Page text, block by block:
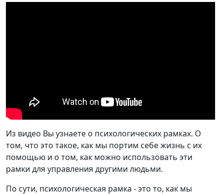
Из видео Вы узнаете о психологических рамках. О
том, что это такое, как мы портим себе жизнь с их
помощью и о том, как можно использовать эти
рамки для управления другими людьми.
По сути, психологическая рамка - это то, как мы